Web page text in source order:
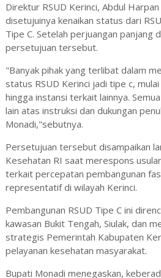
Direktur RSUD Kerinci, Abdul
disetujuinya kenaikan status dari
Tipe C. Setelah perjuangan panjang
persetujuan tersebut.
"Banyak pihak yang terlibat dalam
status RSUD Kerinci jadi tipe c,
hingga instansi terkait lainnya.
lain atas instruksi dan dukungan
Monadi,"sebutnya.
Persetujuan tersebut disampaikan
Kesehatan RI saat merespons
terkait percepatan pembangunan
representatif di wilayah Kerinci.
Pembangunan RSUD Tipe C ini
kawasan Bukit Tengah, Siulak, dan
strategis Pemerintah Kabupaten
pelayanan kesehatan masyarakat.
Bupati Monadi menegaskan,